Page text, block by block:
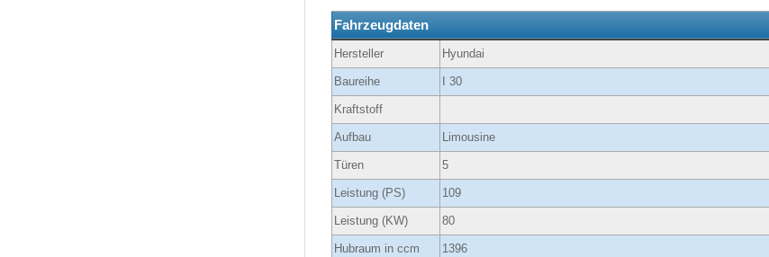
Fahrzeugdaten
Hersteller Hyundai
Baureihe I 30
Kraftstoff
Aufbau Limousine
Türen 5
Leistung (PS) 109
Leistung (KW) 80
Hubraum in ccm 1396